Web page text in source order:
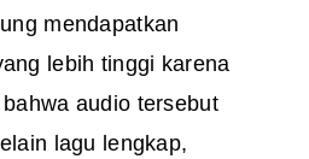
mendapatkan
lebih tinggi karena
audio tersebut
lagu lengkap,